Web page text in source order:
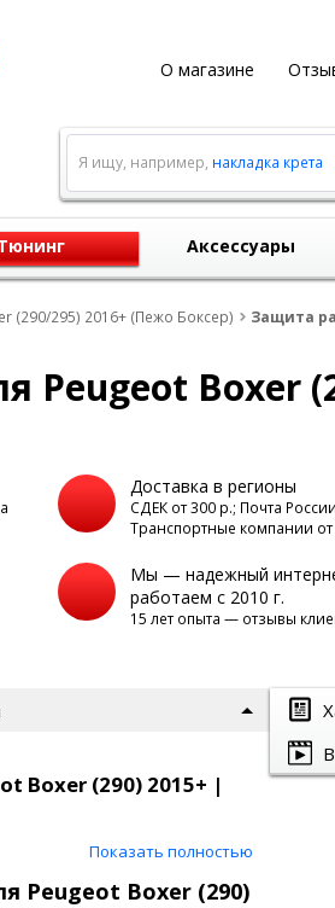
О магазине
Я ищу, например, накладка крета
Аксессуары
(290/295) 2016+ (Пежо Боксер) Защита
Peugeot Boxer
Доставка в регионы
СДЕК от 300 р.; Почта
Транспортные компании от
Мы — надежный
работаем с 2010 г.
15 лет опыта — отзывы
Boxer (290) 2015+ |
ваш автомобиль от
Показать полностью
Peugeot Boxer (290)